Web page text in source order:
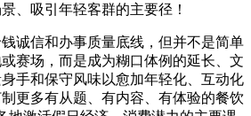
、吸引年轻客群的主要径！
信和办事质量底线，但并不是简单
赛场，而是成为糊口体例的延长、文
手和保守风味以愈加年轻化、互动化
更多有从题、有内容、有体验的餐饮